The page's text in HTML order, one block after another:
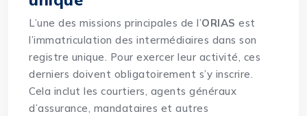
L’une des missions principales de l’ORIAS est
l’immatriculation des intermédiaires dans son
registre unique. Pour exercer leur activité, ces
derniers doivent obligatoirement s’y inscrire.
Cela inclut les courtiers, agents généraux
d’assurance, mandataires et autres